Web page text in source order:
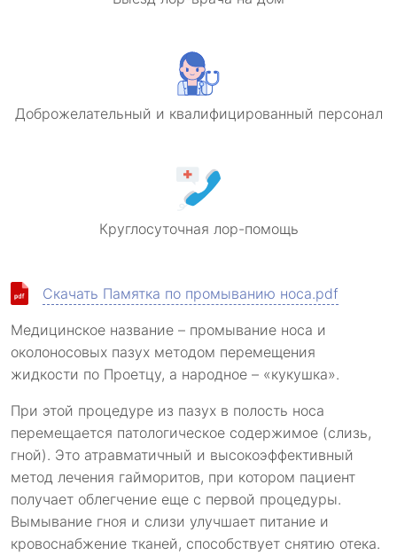
Доброжелательный и квалифицированный персонал
Круглосуточная лор-помощь
Скачать Памятка по промыванию носа.pdf
Медицинское название – промывание носа и
околоносовых пазух методом перемещения
жидкости по Проетцу, а народное – «кукушка».
При этой процедуре из пазух в полость носа
перемещается патологическое содержимое (слизь,
гной). Это атравматичный и высокоэффективный
метод лечения гайморитов, при котором пациент
получает облегчение еще с первой процедуры.
Вымывание гноя и слизи улучшает питание и
кровоснабжение тканей, способствует снятию отека.